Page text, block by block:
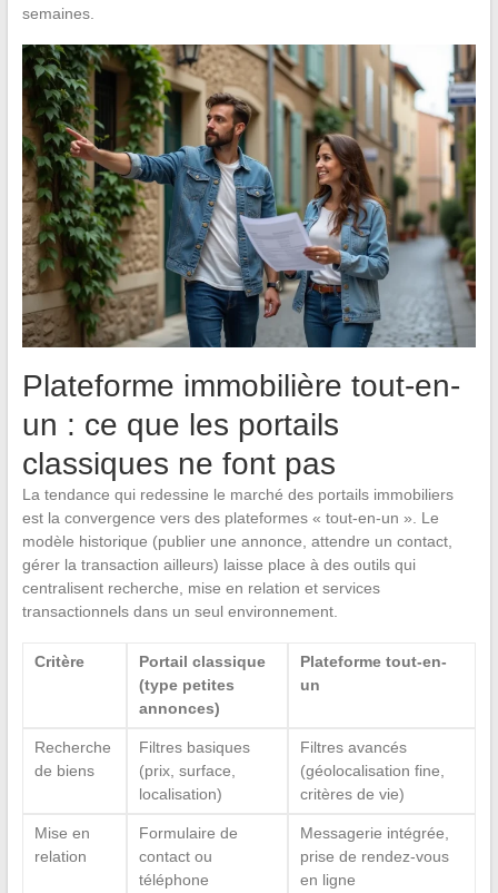
semaines.
Plateforme immobilière tout-en-
un : ce que les portails
classiques ne font pas
La tendance qui redessine le marché des portails immobiliers
est la convergence vers des plateformes « tout-en-un ». Le
modèle historique (publier une annonce, attendre un contact,
gérer la transaction ailleurs) laisse place à des outils qui
centralisent recherche, mise en relation et services
transactionnels dans un seul environnement.
Critère
Portail classique
(type petites
annonces)
Plateforme tout-en-
un
Recherche
de biens
Filtres basiques
(prix, surface,
localisation)
Filtres avancés
(géolocalisation fine,
critères de vie)
Mise en
relation
Formulaire de
contact ou
téléphone
Messagerie intégrée,
prise de rendez-vous
en ligne